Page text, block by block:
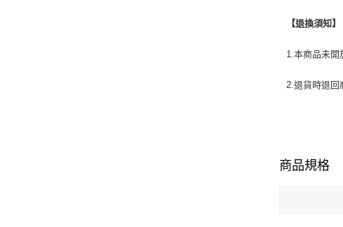
【退換須知】
1.本商品未開
2.退貨時退回
商品規格